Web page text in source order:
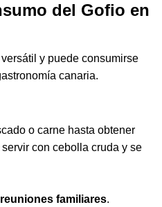
del Gofio en
y puede consumirse
canaria.
o carne hasta obtener
con cebolla cruda y se
familiares.